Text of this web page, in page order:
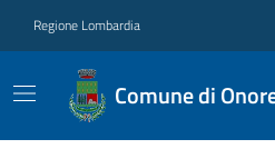
Regione Lombardia
Comune di